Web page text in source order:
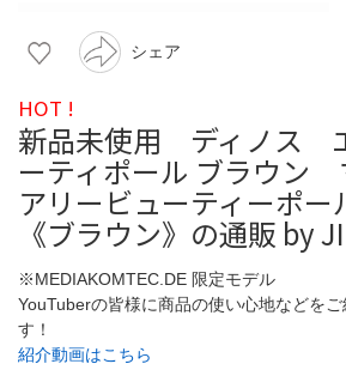
シェア
HOT !
新品未使用 ディノス
ーティポール ブラウン
アリービューティーポー
《ブラウン》の通販 by
※MEDIAKOMTEC.DE 限定モデル
YouTuberの皆様に商品の使い心地などを
す！
紹介動画はこちら